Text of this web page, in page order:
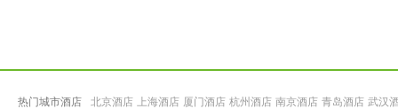
热门城市酒店 北京酒店 上海酒店 厦门酒店 杭州酒店 南京酒店 青岛酒店 武汉